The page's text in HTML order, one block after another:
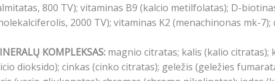
800 TV); vitaminas B9 (kalcio metilfolatas); D-
2000 TV); vitaminas K2 (menachinonas mk-7);
KOMPLEKSAS: magnio citratas; kalis (kalio
dioksido); cinkas (cinko citratas); geležis (geležies